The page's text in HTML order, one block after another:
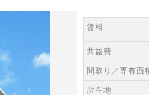
賃料
共益費
間取り／専有面
所在地